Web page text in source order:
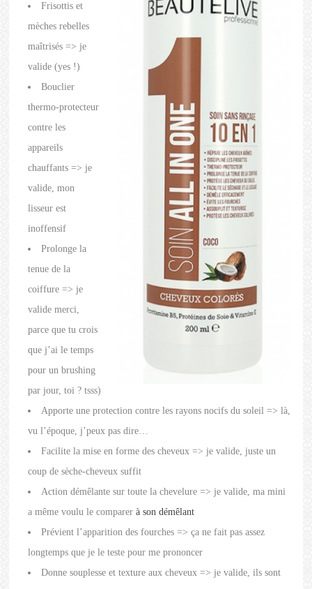
Frisottis et
mèches rebelles
maîtrisés => je
valide (yes !)
Bouclier
thermo-protecteur
contre les
appareils
chauffants => je
valide, mon
lisseur est
inoffensif
Prolonge la
tenue de la
coiffure => je
valide merci,
parce que tu crois
que j’ai le temps
pour un brushing
par jour, toi ? tsss)
Apporte une protection contre les rayons nocifs du soleil => là,
vu l’époque, j’peux pas dire…
Facilite la mise en forme des cheveux => je valide, juste un
coup de sèche-cheveux suffit
Action démêlante sur toute la chevelure => je valide, ma mini
a même voulu le comparerà son démêlant
Prévient l’apparition des fourches => ça ne fait pas assez
longtemps que je le teste pour me prononcer
Donne souplesse et texture aux cheveux => je valide, ils sont